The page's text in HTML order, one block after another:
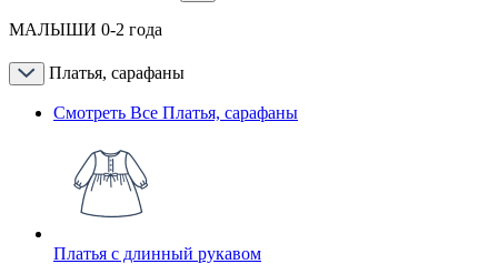
МАЛЫШИ 0-2 года
Платья, сарафаны
Смотреть Все Платья, сарафаны
Платья с длинный рукавом